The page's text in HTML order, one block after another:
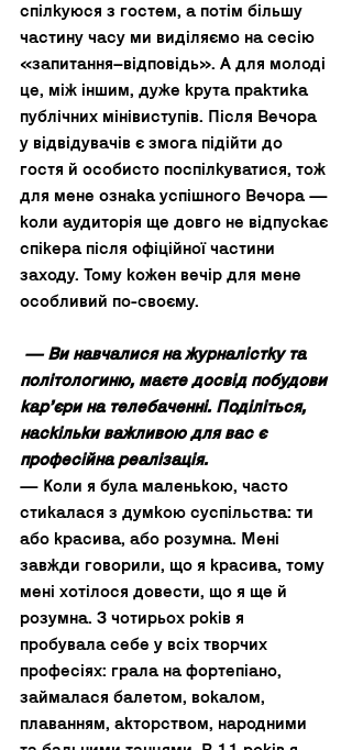
спілкуюся з гостем, а потім більшу
частину часу ми виділяємо на сесію
«запитання–відповідь». А для молоді
це, між іншим, дуже крута практика
публічних мінівиступів. Після Вечора
у відвідувачів є змога підійти до
гостя й особисто поспілкуватися, тож
для мене ознака успішного Вечора —
коли аудиторія ще довго не відпускає
спікера після офіційної частини
заходу. Тому кожен вечір для мене
особливий по-своєму.
— Ви навчалися на журналістку та
політологиню, маєте досвід побудови
карʼєри на телебаченні. Поділіться,
наскільки важливою для вас є
професійна реалізація.
— Коли я була маленькою, часто
стикалася з думкою суспільства: ти
або красива, або розумна. Мені
завжди говорили, що я красива, тому
мені хотілося довести, що я ще й
розумна. З чотирьох років я
пробувала себе у всіх творчих
професіях: грала на фортепіано,
займалася балетом, вокалом,
плаванням, акторством, народними